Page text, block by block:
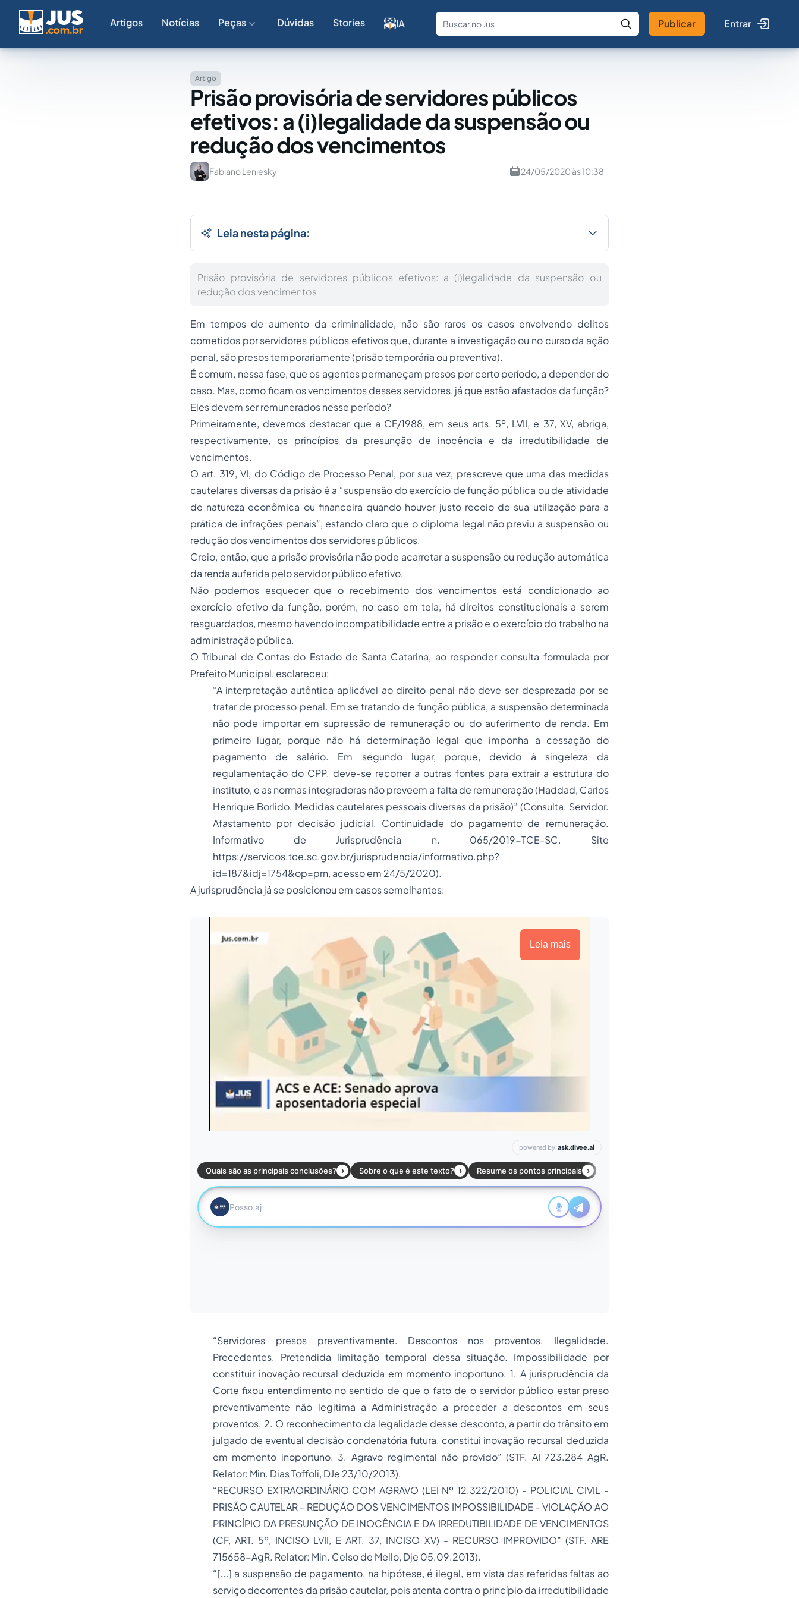
Artigos Notícias Peças Dúvidas Stories IA
Fale com a IA Buscar no Jus
Publicar Entrar
Artigo
Prisão provisória de servidores públicos
efetivos: a (i)legalidade da suspensão ou
redução dos vencimentos
Fabiano Leniesky 24/05/2020 às 10:38
Leia nesta página:
Prisão provisória de servidores públicos efetivos: a (i)legalidade da suspensão ou
redução dos vencimentos
Em tempos de aumento da criminalidade, não são raros os casos envolvendo delitos
cometidos por servidores públicos efetivos que, durante a investigação ou no curso da ação
penal, são presos temporariamente (prisão temporária ou preventiva).
É comum, nessa fase, que os agentes permaneçam presos por certo período, a depender do
caso. Mas, como ficam os vencimentos desses servidores, já que estão afastados da função?
Eles devem ser remunerados nesse período?
Primeiramente, devemos destacar que a CF/1988, em seus arts. 5º, LVII, e 37, XV, abriga,
respectivamente, os princípios da presunção de inocência e da irredutibilidade de
vencimentos.
O art. 319, VI, do Código de Processo Penal, por sua vez, prescreve que uma das medidas
cautelares diversas da prisão é a “suspensão do exercício de função pública ou de atividade
de natureza econômica ou financeira quando houver justo receio de sua utilização para a
prática de infrações penais”, estando claro que o diploma legal não previu a suspensão ou
redução dos vencimentos dos servidores públicos.
Creio, então, que a prisão provisória não pode acarretar a suspensão ou redução automática
da renda auferida pelo servidor público efetivo.
Não podemos esquecer que o recebimento dos vencimentos está condicionado ao
exercício efetivo da função, porém, no caso em tela, há direitos constitucionais a serem
resguardados, mesmo havendo incompatibilidade entre a prisão e o exercício do trabalho na
administração pública.
O Tribunal de Contas do Estado de Santa Catarina, ao responder consulta formulada por
Prefeito Municipal, esclareceu:
“A interpretação autêntica aplicável ao direito penal não deve ser desprezada por se
tratar de processo penal. Em se tratando de função pública, a suspensão determinada
não pode importar em supressão de remuneração ou do auferimento de renda. Em
primeiro lugar, porque não há determinação legal que imponha a cessação do
pagamento de salário. Em segundo lugar, porque, devido à singeleza da
regulamentação do CPP, deve-se recorrer a outras fontes para extrair a estrutura do
instituto, e as normas integradoras não preveem a falta de remuneração (Haddad, Carlos
Henrique Borlido. Medidas cautelares pessoais diversas da prisão)” (Consulta. Servidor.
Afastamento por decisão judicial. Continuidade do pagamento de remuneração.
Informativo de Jurisprudência n. 065/2019-TCE-SC. Site
https://servicos.tce.sc.gov.br/jurisprudencia/informativo.php?
id=187&idj=1754&op=prn, acesso em 24/5/2020).
A jurisprudência já se posicionou em casos semelhantes:
Leia mais
“Servidores presos preventivamente. Descontos nos proventos. Ilegalidade.
Precedentes. Pretendida limitação temporal dessa situação. Impossibilidade por
constituir inovação recursal deduzida em momento inoportuno. 1. A jurisprudência da
Corte fixou entendimento no sentido de que o fato de o servidor público estar preso
preventivamente não legitima a Administração a proceder a descontos em seus
proventos. 2. O reconhecimento da legalidade desse desconto, a partir do trânsito em
julgado de eventual decisão condenatória futura, constitui inovação recursal deduzida
em momento inoportuno. 3.Agravo regimental não provido” (STF. AI 723.284 AgR.
Relator: Min. Dias Toffoli, DJe 23/10/2013).
“RECURSO EXTRAORDINÁRIO COM AGRAVO (LEI Nº 12.322/2010) - POLICIAL CIVIL -
PRISÃO CAUTELAR - REDUÇÃO DOS VENCIMENTOS IMPOSSIBILIDADE - VIOLAÇÃO AO
PRINCÍPIO DA PRESUNÇÃO DE INOCÊNCIA E DA IRREDUTIBILIDADE DE VENCIMENTOS
(CF, ART. 5º, INCISO LVII, E ART. 37, INCISO XV) - RECURSO IMPROVIDO” (STF. ARE
715658-AgR. Relator: Min. Celso de Mello, Dje 05.09.2013).
“[...] a suspensão de pagamento, na hipótese, é ilegal, em vista das referidas faltas ao
serviço decorrentes da prisão cautelar, pois atenta contra o princípio da irredutibilidade